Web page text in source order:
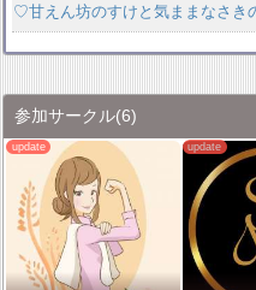
♡甘えん坊のすけと気ままなさき
参加サークル(6)